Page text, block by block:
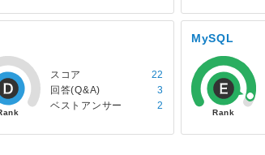
スコア
22
回答(Q&A)
3
ベストアンサー
2
MySQL